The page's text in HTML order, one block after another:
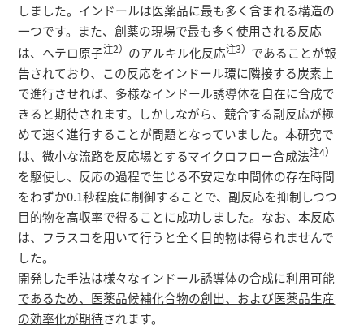
しました。インドールは医薬品に最も多く含まれる構造の
一つです。また、創薬の現場で最も多く使用される反応
は、ヘテロ原子注2） のアルキル化反応注3） であることが報
告されており、この反応をインドール環に隣接する炭素上
で進行させれば、多様なインドール誘導体を自在に合成で
きると期待されます。しかしながら、競合する副反応が極
めて速く進行することが問題となっていました。本研究で
は、微小な流路を反応場とするマイクロフロー合成法注4）
を駆使し、反応の過程で生じる不安定な中間体の存在時間
をわずか0.1秒程度に制御することで、副反応を抑制しつつ
目的物を高収率で得ることに成功しました。なお、本反応
は、フラスコを用いて行うと全く目的物は得られませんで
した。
開発した手法は様々なインドール誘導体の合成に利用可能
であるため、医薬品候補化合物の創出、および医薬品生産
の効率化が期待されます。